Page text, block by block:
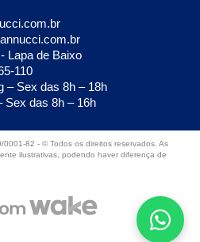
Lapa de Baixo
110
– Sex das 8h – 18h
Sex das 8h – 16h
0001-82 - © Todos os direitos reservados. As
ilustrativas, podendo haver diferença de